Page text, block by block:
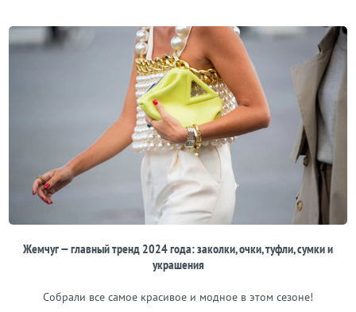
Жемчуг — главный тренд 2024 года: заколки, очки, туфли, сумки и
украшения
Собрали все самое красивое и модное в этом сезоне!